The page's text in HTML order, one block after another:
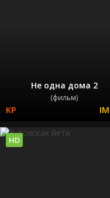
Не одна дома 2
(фильм)
HD